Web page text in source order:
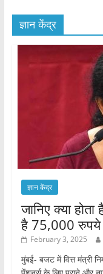
ज्ञान केंद्र
ज्ञान केंद्र
जानिए क्या
है 75,000 रुपये
February 3, 2025
मुंबई- बजट में वित्त मंत्री